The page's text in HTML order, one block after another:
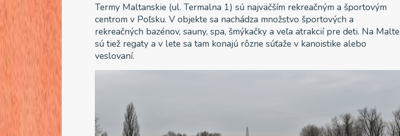
Termy Maltanskie (ul. Termalna 1) sú najväčším rekreačným a športovým
centrom v Poľsku. V objekte sa nachádza množstvo športových a
rekreačných bazénov, sauny, spa, šmýkačky a veľa atrakcií pre deti. Na Malte
sú tiež regaty a v lete sa tam konajú rôzne súťaže v kanoistike alebo
veslovaní.